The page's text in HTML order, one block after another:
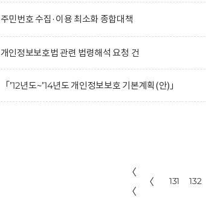
주민번호 수집·이용 최소화 종합대책
개인정보보호법 관련 법령해석 요청 건
「’12년도~’14년도 개인정보보호 기본계획(안)」
〈
〈
〈 131 132